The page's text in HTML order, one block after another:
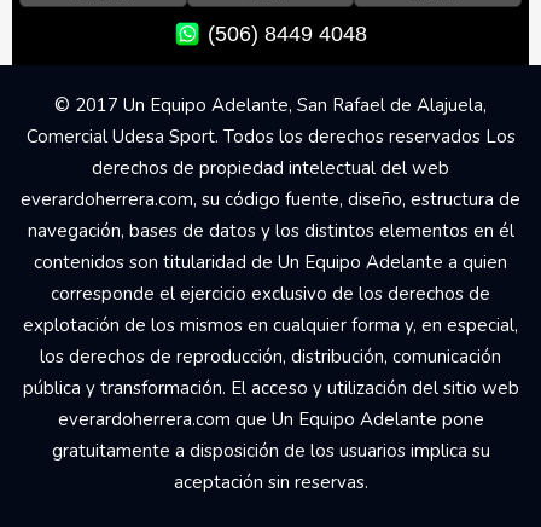
(506) 8449 4048
© 2017 Un Equipo Adelante, San Rafael de Alajuela,
Comercial Udesa Sport. Todos los derechos reservados Los
derechos de propiedad intelectual del web
everardoherrera.com, su código fuente, diseño, estructura de
navegación, bases de datos y los distintos elementos en él
contenidos son titularidad de Un Equipo Adelante a quien
corresponde el ejercicio exclusivo de los derechos de
explotación de los mismos en cualquier forma y, en especial,
los derechos de reproducción, distribución, comunicación
pública y transformación. El acceso y utilización del sitio web
everardoherrera.com que Un Equipo Adelante pone
gratuitamente a disposición de los usuarios implica su
aceptación sin reservas.